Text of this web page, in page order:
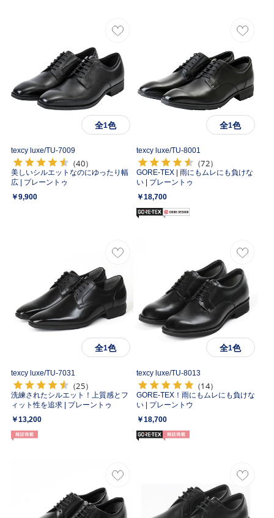
全1色
texcy luxe/TU-7009
（40）
美しいシルエットなのにゆったり幅
広 | プレーントゥ
￥9,900
全1色
texcy luxe/TU-8001
（72）
GORE-TEX | 雨にもムレにも負けな
い | プレーントゥ
￥18,700
全1色
texcy luxe/TU-7031
（25）
洗練されたシルエット！上質感とフ
ィット性を追求 | プレーントゥ
￥13,200
全1色
texcy luxe/TU-8013
（14）
GORE-TEX！雨にもムレにも負けな
い | プレーントウ
￥18,700